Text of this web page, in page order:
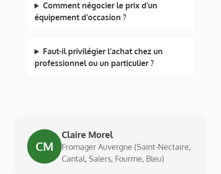
Comment négocier le prix d’un
équipement d’occasion ?
Faut-il privilégier l’achat chez un
professionnel ou un particulier ?
CM
Claire Morel
Fromager Auvergne (Saint-Nectaire,
Cantal, Salers, Fourme, Bleu)